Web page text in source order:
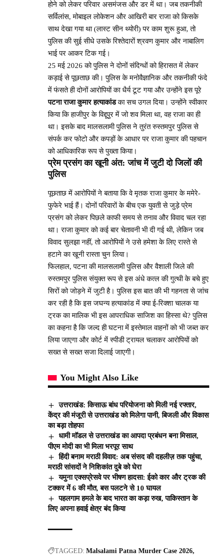
होने को लेकर परिवार असमंजस और डर में था। जब तकनीकी
सर्विलांस, मोबाइल लोकेशन और आखिरी बार राजा को किसके
साथ देखा गया था (लास्ट सीन थ्योरी) पर काम शुरू हुआ, तो
पुलिस की सुई सीधे उसके रिश्तेदारों श्रवण कुमार और नाबालिग
भाई पर आकर टिक गई।
25 मई 2026 को पुलिस ने दोनों संदिग्धों को हिरासत में लेकर
कड़ाई से पूछताछ की। पुलिस के मनोवैज्ञानिक और तकनीकी फंदे
में फंसते ही दोनों आरोपियों का धैर्य टूट गया और उन्होंने इस पूरे
पटना राजा कुमार हत्याकांडका सच उगल दिया। उन्होंने स्वीकार
किया कि हाजीपुर के विद्दूपुर में जो शव मिला था, वह राजा का ही
था। इसके बाद मालसलामी पुलिस ने तुरंत रुस्तमपुर पुलिस से
संपर्क कर फोटो और कपड़ों के आधार पर राजा कुमार की पहचान
को आधिकारिक रूप से पुख्ता किया।
प्रेम प्रसंग का खूनी अंत: जांच में जुटी दो जिलों की
पुलिस
पूछताछ में आरोपियों ने बताया कि वे मृतक राजा कुमार के ममेरे-
फुफेरे भाई हैं। दोनों परिवारों के बीच एक युवती से जुड़े प्रेम
प्रसंग को लेकर पिछले काफी समय से तनाव और विवाद चल रहा
था। राजा कुमार को कई बार चेतावनी भी दी गई थी, लेकिन जब
विवाद सुलझा नहीं, तो आरोपियों ने उसे हमेशा के लिए रास्ते से
हटाने का खूनी रास्ता चुन लिया।
फिलहाल, पटना की मालसलामी पुलिस और वैशाली जिले की
रुस्तमपुर पुलिस संयुक्त रूप से इस अंधे कत्ल की गुत्थी के बचे हुए
सिरों को जोड़ने में जुटी है। पुलिस इस बात की भी गहनता से जांच
कर रही है कि इस जघन्य हत्याकांड में क्या ई-रिक्शा चालक या
ट्रक का मालिक भी इस आपराधिक साजिश का हिस्सा थे? पुलिस
का कहना है कि जल्द ही घटना में इस्तेमाल वाहनों को भी जब्त कर
लिया जाएगा और कोर्ट में स्पीडी ट्रायल चलाकर आरोपियों को
सख्त से सख्त सजा दिलाई जाएगी।
You Might Also Like
उत्तराखंड: किसाऊ बांध परियोजना को मिली नई रफ्तार,
केंद्र की मंजूरी से उत्तराखंड को मिलेगा पानी, बिजली और विकास
का बड़ा तोहफा
धामी मॉडल से उत्तराखंड का आपदा प्रबंधन बना मिसाल,
पीएम मोदी का भी मिला भरपूर साथ
हिंदी बनाम मराठी विवाद: अब संसद की दहलीज़ तक पहुंचा,
मराठी सांसदों ने निशिकांत दुबे को घेरा
यमुना एक्सप्रेसवे पर भीषण हादसा: ईको कार और ट्रक की
टक्कर में 6 की मौत, बस पलटने से 10 घायल
पहलगाम हमले के बाद भारत का कड़ा रुख, पाकिस्तान के
लिए अपना हवाई क्षेत्र बंद किया
TAGGED: Malsalami Patna Murder Case 2026